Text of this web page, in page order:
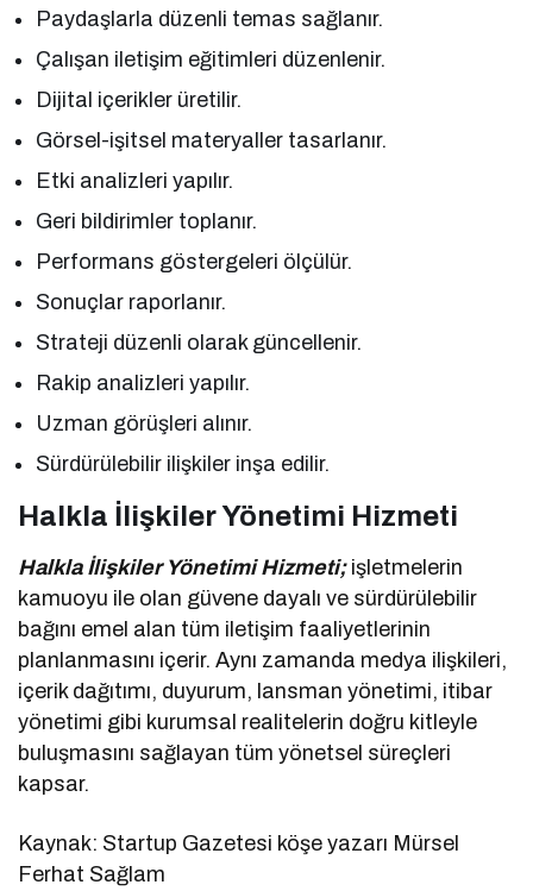
Paydaşlarla düzenli temas sağlanır.
Çalışan iletişim eğitimleri düzenlenir.
Dijital içerikler üretilir.
Görsel-işitsel materyaller tasarlanır.
Etki analizleri yapılır.
Geri bildirimler toplanır.
Performans göstergeleri ölçülür.
Sonuçlar raporlanır.
Strateji düzenli olarak güncellenir.
Rakip analizleri yapılır.
Uzman görüşleri alınır.
Sürdürülebilir ilişkiler inşa edilir.
Halkla İlişkiler Yönetimi Hizmeti
Halkla İlişkiler Yönetimi Hizmeti;işletmelerin
kamuoyu ile olan güvene dayalı ve sürdürülebilir
bağını emel alan tüm iletişim faaliyetlerinin
planlanmasını içerir. Aynı zamanda medya ilişkileri,
içerik dağıtımı, duyurum, lansman yönetimi, itibar
yönetimi gibi kurumsal realitelerin doğru kitleyle
buluşmasını sağlayan tüm yönetsel süreçleri
kapsar.
Kaynak: Startup Gazetesi köşe yazarı Mürsel
Ferhat Sağlam